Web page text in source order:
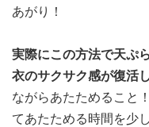
あがり！
実際にこの方法で天ぷ
衣のサクサク感が復活
ながらあたためること
てあたためる時間を少